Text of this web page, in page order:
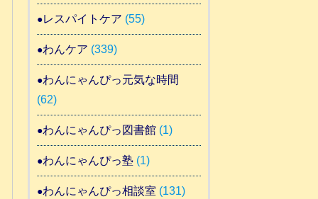
レスパイトケア (55)
わんケア (339)
わんにゃんぴっ元気な時間
(62)
わんにゃんぴっ図書館(1)
わんにゃんぴっ塾(1)
わんにゃんぴっ相談室 (131)